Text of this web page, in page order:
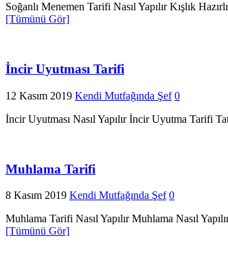
Soğanlı Menemen Tarifi Nasıl Yapılır Kışlık
[Tümünü Gör]
İncir Uyutması Tarifi
12 Kasım 2019 Kendi Mutfağında Şef 0
İncir Uyutması Nasıl Yapılır İncir Uyutma Tarifi
Muhlama Tarifi
8 Kasım 2019 Kendi Mutfağında Şef 0
Muhlama Tarifi Nasıl Yapılır Muhlama Nasıl
[Tümünü Gör]